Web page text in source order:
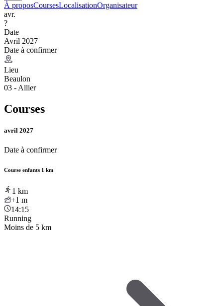
À proposCoursesLocalisationOrganisateur
avr.
?
Date
Avril 2027
Date à confirmer
Lieu
Beaulon
03 - Allier
Courses
avril 2027
Date à confirmer
Course enfants 1 km
1 km
+1 m
14:15
Running
Moins de 5 km